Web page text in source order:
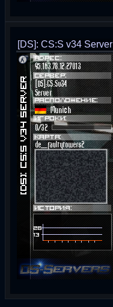
[DS]: CS:S v34 Server